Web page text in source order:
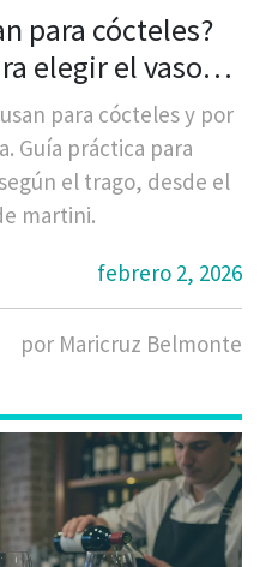
para cócteles?
elegir el vaso
para cócteles y por
Guía práctica para
el trago, desde el
martini.
febrero 2, 2026
por Maricruz Belmonte